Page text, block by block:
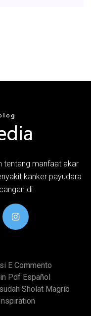
tentang manfaat akar
kanker payudara
di
E Commento
Pdf Español
Sholat Magrib